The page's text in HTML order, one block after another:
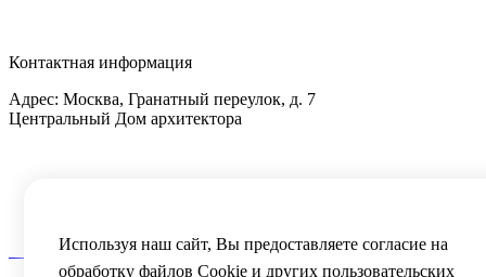
Контактная информация
Адрес: Москва, Гранатный переулок, д. 7
Центральный Дом архитектора
Карта сайтаИспользуя наш сайт, Вы предоставляете согласие на
обработку файлов Сookie и других пользовательских